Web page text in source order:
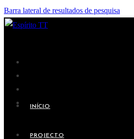
Barra lateral de resultados de pesquisa
INÍCIO
PROJECTO